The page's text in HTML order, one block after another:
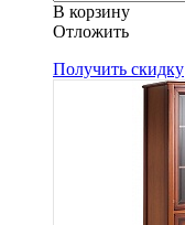
В корзину
Oтложить
Получить скидку